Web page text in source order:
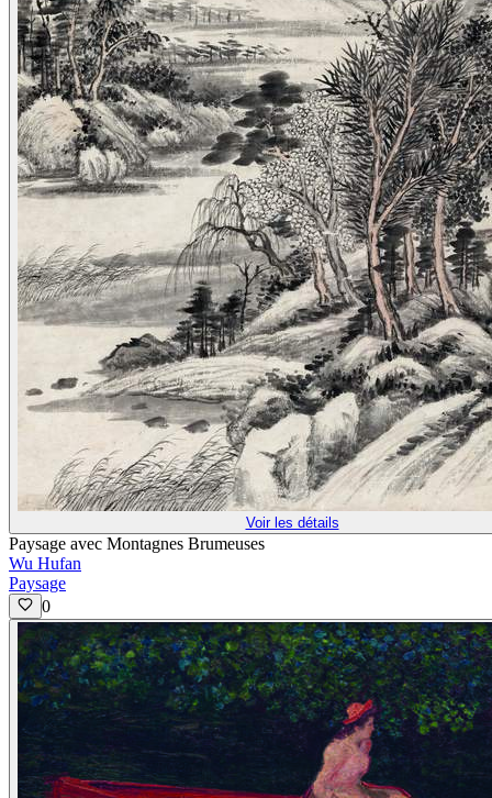
Voir les détails
Paysage avec Montagnes Brumeuses
Wu Hufan
Paysage
0